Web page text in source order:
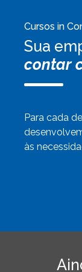
Cursos in
Sua
contar
Para cada
às